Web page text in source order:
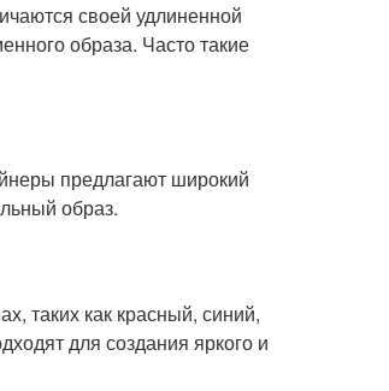
своей удлиненной
образа. Часто такие
предлагают широкий
образ.
таких как красный, синий,
для создания яркого и